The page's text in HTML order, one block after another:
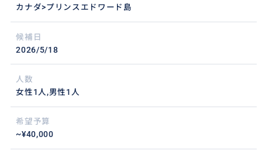
カナダ>プリンスエドワード島
候補日
2026/5/18
人数
女性1人,男性1人
希望予算
~¥40,000